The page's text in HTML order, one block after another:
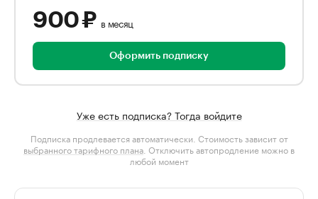
900 ₽ в месяц
Оформить подписку
Уже есть подписка? Тогда войдите
Подписка продлевается автоматически. Стоимость зависит от
выбранного тарифного плана . Отключить автопродление можно в
любой момент